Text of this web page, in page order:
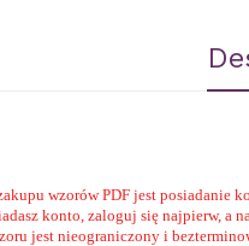
wzorów PDF jest posiadanie
konto, zaloguj się najpierw, a
jest nieograniczony i